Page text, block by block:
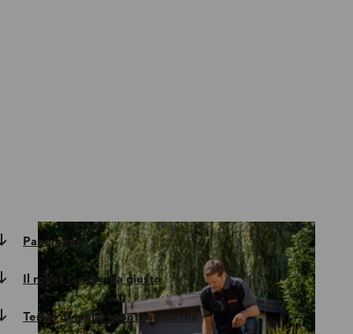
Panoramica
Il robot tagliaerba giusto
Tempi di taglio robot tagliaerba